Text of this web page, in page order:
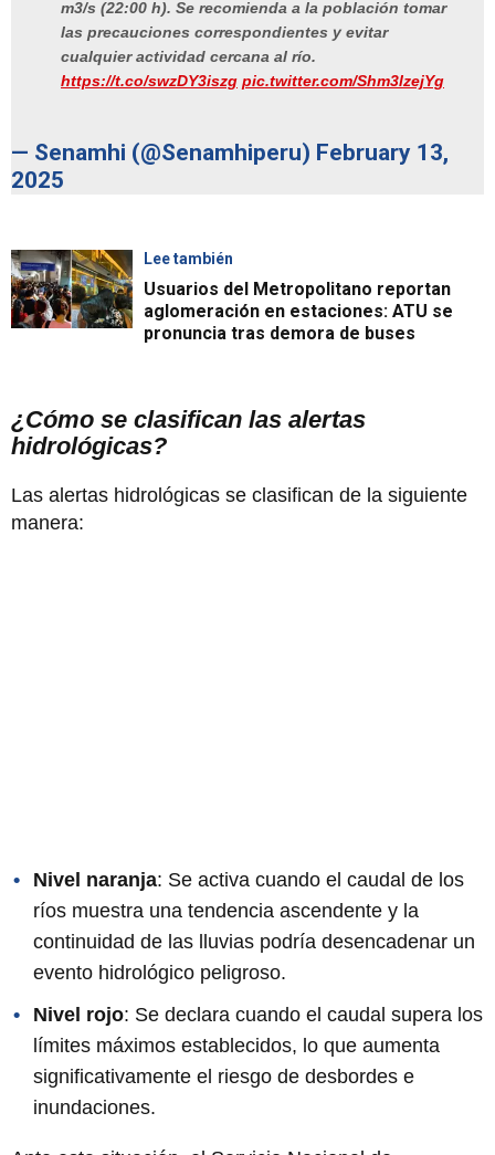
m3/s (22:00 h). Se recomienda a la población tomar
las precauciones correspondientes y evitar
cualquier actividad cercana al río.
https://t.co/swzDY3iszg pic.twitter.com/Shm3lzejYg
— Senamhi (@Senamhiperu) February 13,
2025
Lee también
Usuarios del Metropolitano reportan
aglomeración en estaciones: ATU se
pronuncia tras demora de buses
¿Cómo se clasifican las alertas
hidrológicas?
Las alertas hidrológicas se clasifican de la siguiente
manera:
Nivel naranja: Se activa cuando el caudal de los
ríos muestra una tendencia ascendente y la
continuidad de las lluvias podría desencadenar un
evento hidrológico peligroso.
Nivel rojo: Se declara cuando el caudal supera los
límites máximos establecidos, lo que aumenta
significativamente el riesgo de desbordes e
inundaciones.